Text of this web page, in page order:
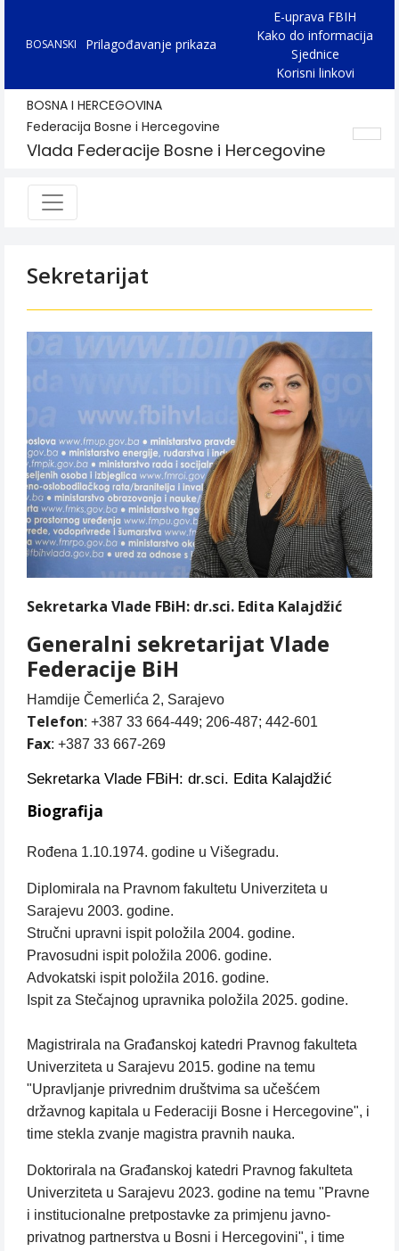
BOSANSKI Prilagođavanje prikaza
E-uprava FBIH
Kako do informacija
Sjednice
Korisni linkovi
BOSNA I HERCEGOVINA
Federacija Bosne i Hercegovine
Vlada Federacije Bosne i Hercegovine
Sekretarijat
Sekretarka Vlade FBiH: dr.sci. Edita Kalajdžić
Generalni sekretarijat Vlade
Federacije BiH
Hamdije Čemerlića 2, Sarajevo
Telefon: +387 33 664-449; 206-487; 442-601
Fax: +387 33 667-269
Sekretarka Vlade FBiH: dr.sci. Edita Kalajdžić
Biografija
Rođena 1.10.1974. godine u Višegradu.
Diplomirala na Pravnom fakultetu Univerziteta u
Sarajevu 2003. godine.
Stručni upravni ispit položila 2004. godine.
Pravosudni ispit položila 2006. godine.
Advokatski ispit položila 2016. godine.
Ispit za Stečajnog upravnika položila 2025. godine.
Magistrirala na Građanskoj katedri Pravnog fakulteta
Univerziteta u Sarajevu 2015. godine na temu
"Upravljanje privrednim društvima sa učešćem
državnog kapitala u Federaciji Bosne i Hercegovine", i
time stekla zvanje magistra pravnih nauka.
Doktorirala na Građanskoj katedri Pravnog fakulteta
Univerziteta u Sarajevu 2023. godine na temu "Pravne
i institucionalne pretpostavke za primjenu javno-
privatnog partnerstva u Bosni i Hercegovini", i time